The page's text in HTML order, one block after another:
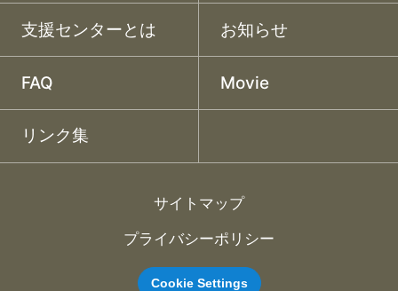
支援センターとは お知らせ
FAQ Movie
リンク集
サイトマップ
プライバシーポリシー
Cookie Settings